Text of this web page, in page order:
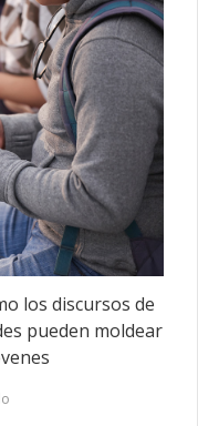
los discursos de
pueden moldear